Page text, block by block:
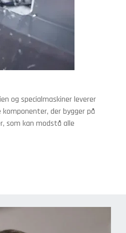
og specialmaskiner leverer
der bygger på
som kan modstå alle